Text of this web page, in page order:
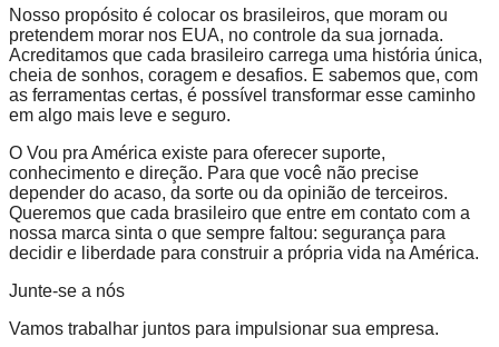
Nosso propósito é colocar os brasileiros, que moram ou
pretendem morar nos EUA, no controle da sua jornada.
Acreditamos que cada brasileiro carrega uma história única,
cheia de sonhos, coragem e desafios. E sabemos que, com
as ferramentas certas, é possível transformar esse caminho
em algo mais leve e seguro.
O Vou pra América existe para oferecer suporte,
conhecimento e direção. Para que você não precise
depender do acaso, da sorte ou da opinião de terceiros.
Queremos que cada brasileiro que entre em contato com a
nossa marca sinta o que sempre faltou: segurança para
decidir e liberdade para construir a própria vida na América.
Junte-se a nós
Vamos trabalhar juntos para impulsionar sua empresa.